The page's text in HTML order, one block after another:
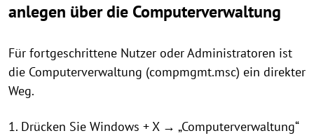
anlegen über die Computerverwaltung
Für fortgeschrittene Nutzer oder Administratoren ist
die Computerverwaltung (compmgmt.msc) ein direkter
Weg.
1. Drücken Sie Windows + X → „Computerverwaltung“